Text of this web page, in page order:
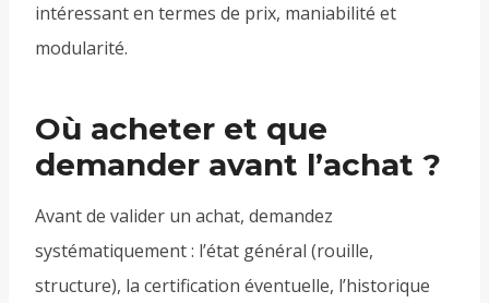
intéressant en termes de prix, maniabilité et
modularité.
Où acheter et que
demander avant l’achat ?
Avant de valider un achat, demandez
systématiquement : l’état général (rouille,
structure), la certification éventuelle, l’historique